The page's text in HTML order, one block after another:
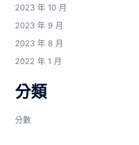
2023 年 10 月
2023 年 9 月
2023 年 8 月
2022 年 1 月
分類
分數